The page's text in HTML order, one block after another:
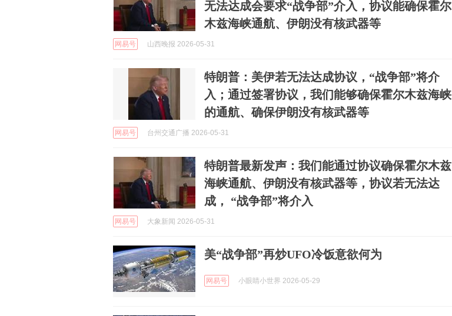
无法达成会要求“战争部”介入，协议能确保霍尔
木兹海峡通航、伊朗没有核武器等
网易号 山西晚报 2026-05-31
特朗普：美伊若无法达成协议，“战争部”将介
入；通过签署协议，我们能够确保霍尔木兹海峡
的通航、确保伊朗没有核武器等
网易号 台州交通广播 2026-05-31
特朗普最新发声：我们能通过协议确保霍尔木兹
海峡通航、伊朗没有核武器等，协议若无法达
成， “战争部”将介入
网易号 大象新闻 2026-05-31
美“战争部”再炒UFO冷饭意欲何为
网易号 小眼睛小世界 2026-05-29